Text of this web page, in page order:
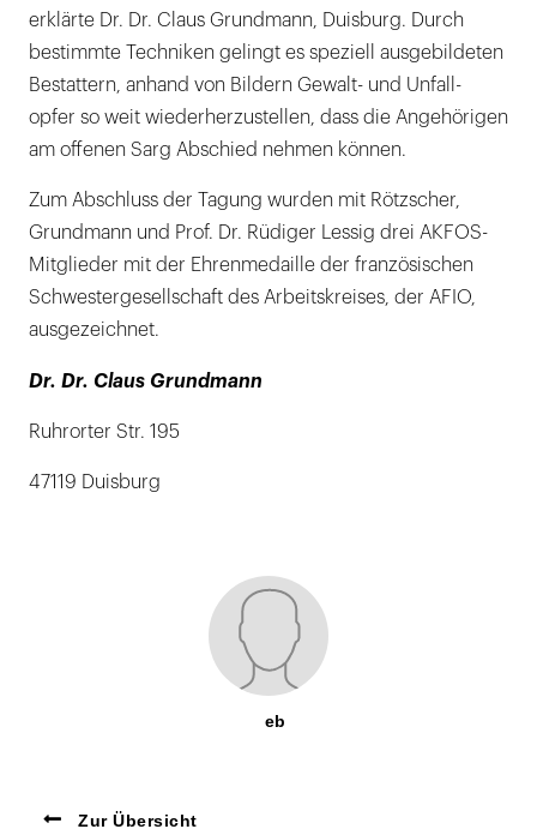
erklärte Dr. Dr. Claus Grundmann, Duisburg. Durch
bestimmte Techniken gelingt es speziell ausgebildeten
Bestattern, anhand von Bildern Gewalt- und Unfall-
opfer so weit wiederherzustellen, dass die Angehörigen
am offenen Sarg Abschied nehmen können.
Zum Abschluss der Tagung wurden mit Rötzscher,
Grundmann und Prof. Dr. Rüdiger Lessig drei AKFOS-
Mitglieder mit der Ehrenmedaille der französischen
Schwestergesellschaft des Arbeitskreises, der AFIO,
ausgezeichnet.
Dr. Dr. Claus Grundmann
Ruhrorter Str. 195
47119 Duisburg
eb
Zur Übersicht